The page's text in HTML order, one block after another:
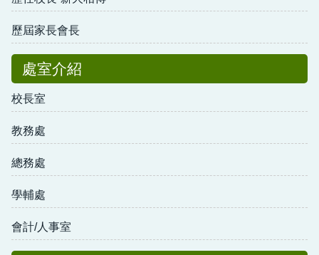
歷屆家長會長
處室介紹
校長室
教務處
總務處
學輔處
會計/人事室